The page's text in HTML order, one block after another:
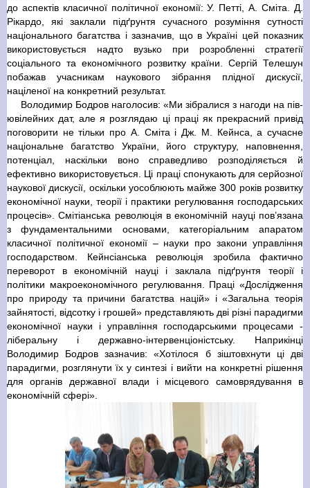
до аспектів класичної політичної економії: У. Петті, А. Сміта. Д.
Рікардо, які заклали підґрунтя сучасного розуміння сутності
національного багатства і зазначив, що в Україні цей показник
використовується надто вузько при розробленні стратегії
соціального та економічного розвитку країни. Сергій Телешун
побажав учасникам наукового зібрання плідної дискусії,
націленої на конкретний результат.
Володимир Бодров наголосив: «Ми зібралися з нагоди на пів-
ювілейних дат, але я розглядаю ці праці як прекрасний привід
поговорити не тільки про А. Сміта і Дж. М. Кейнса, а сучасне
національне багатство України, його структуру, наповнення,
потенціал, наскільки воно справедливо розподіляється й
ефективно використовується. Ці праці спонукають для серйозної
наукової дискусії, оскільки уособлюють майже 300 років розвитку
економічної науки, теорії і практики регулювання господарських
процесів». Смітіанська революція в економічній науці пов’язана
з фундаментальними основами, категоріальним апаратом
класичної політичної економії – науки про закони управління
господарством. Кейнсіанська революція зробила фактично
переворот в економічній науці і заклала підґрунтя теорії і
політики макроекономічного регулювання. Праці «Дослідження
про природу та причини багатства націй» і «Загальна теорія
зайнятості, відсотку і грошей» представляють дві різні парадигми
економічної науки і управління господарськими процесами -
ліберальну і державно-інтервенціоністську. Наприкінці
Володимир Бодров зазначив: «Хотілося б зіштовхнути ці дві
парадигми, розглянути їх у синтезі і вийти на конкретні рішення
для органів державної влади і місцевого самоврядування в
економічній сфері».